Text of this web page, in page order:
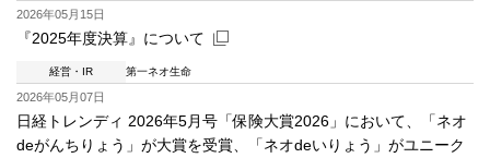
新規ウィンドウを開きます
2026年05月15日
『2025年度決算』について
経営・IR 第一ネオ生命
新規ウィンドウを開きます
2026年05月07日
日経トレンディ 2026年5月号「保険大賞2026」において、「ネオ
deがんちりょう」が大賞を受賞、「ネオdeいりょう」がユニーク